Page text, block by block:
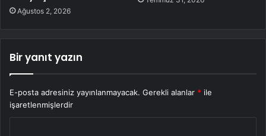
Ağustos 2, 2026
Bir yanıt yazın
E-posta adresiniz yayınlanmayacak. Gerekli alanlar * ile
işaretlenmişlerdir